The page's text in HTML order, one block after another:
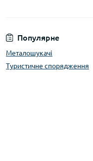
Популярне
Металошукачі
Туристичне спорядження